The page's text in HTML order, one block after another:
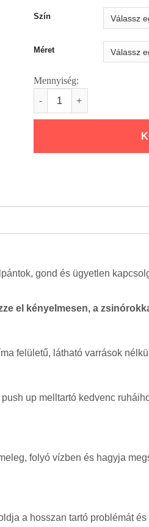
Szín
Méret
Mennyiség:
gond és ügyetlen
el kényelmesen, a
felületű, látható varrások
up melltartó kedvenc
folyó vízben és hagyja
a hosszan tartó problémát